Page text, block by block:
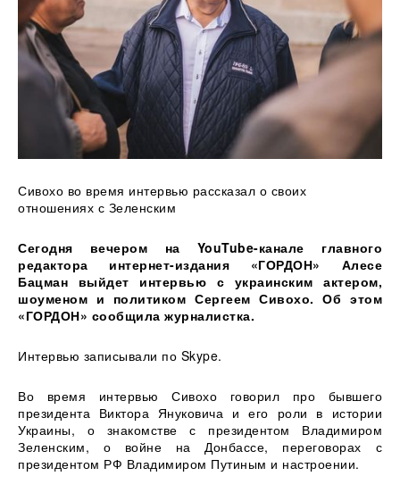
Сивохо во время интервью рассказал о своих
отношениях с Зеленским
Сегодня вечером на YouTube-канале главного
редактора интернет-издания «ГОРДОН» Алесе
Бацман выйдет интервью с украинским актером,
шоуменом и политиком Сергеем Сивохо.Об этом
«ГОРДОН» сообщила журналистка.
Интервью записывали по Skype.
Во время интервью Сивохо говорил про бывшего
президента Виктора Януковича и его роли в истории
Украины, о знакомстве с президентом Владимиром
Зеленским, о войне на Донбассе, переговорах с
президентом РФ Владимиром Путиным и настроении.